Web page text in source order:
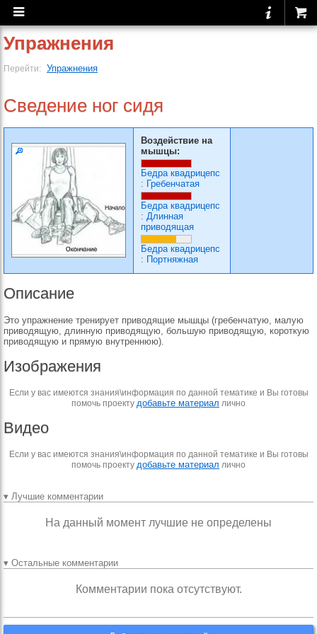
Упражнения
Перейти: Упражнения
Сведение ног сидя
Воздействие на
мышцы:
Бедра квадрицепс
: Гребенчатая
Бедра квадрицепс
: Длинная
приводящая
Бедра квадрицепс
: Портняжная
Описание
Это упражнение тренирует приводящие мышцы (гребенчатую, малую
приводящую, длинную приводящую, большую приводящую, короткую
приводящую и прямую внутреннюю).
Изображения
Если у вас имеются знания\информация по данной тематике и Вы готовы
помочь проекту добавьте материал лично
Видео
Если у вас имеются знания\информация по данной тематике и Вы готовы
помочь проекту добавьте материал лично
▾ Лучшие комментарии
На данный момент лучшие не определены
▾ Остальные комментарии
Комментарии пока отсутствуют.